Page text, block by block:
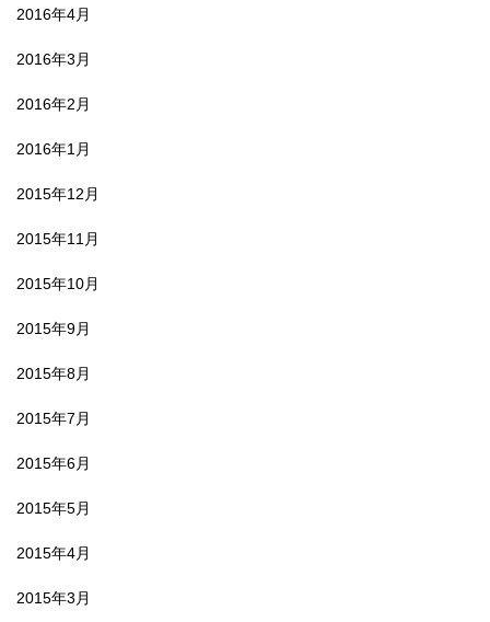
2016年4月
2016年3月
2016年2月
2016年1月
2015年12月
2015年11月
2015年10月
2015年9月
2015年8月
2015年7月
2015年6月
2015年5月
2015年4月
2015年3月